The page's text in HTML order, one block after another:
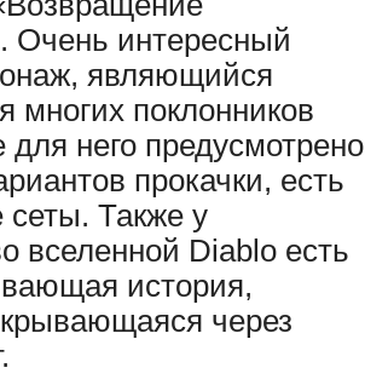
Очень интересный
являющийся
поклонников
для него предусмотрено
прокачки, есть
Также у
вселенной Diablo есть
история,
через